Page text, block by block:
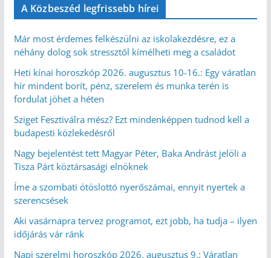
A Közbeszéd legfrissebb hírei
Már most érdemes felkészülni az iskolakezdésre, ez a
néhány dolog sok stressztől kímélheti meg a családot
Heti kínai horoszkóp 2026. augusztus 10-16.: Egy váratlan
hír mindent borít, pénz, szerelem és munka terén is
fordulat jöhet a héten
Sziget Fesztiválra mész? Ezt mindenképpen tudnod kell a
budapesti közlekedésről
Nagy bejelentést tett Magyar Péter, Baka Andrást jelöli a
Tisza Párt köztársasági elnöknek
Íme a szombati ötöslottó nyerőszámai, ennyit nyertek a
szerencsések
Aki vasárnapra tervez programot, ezt jobb, ha tudja – ilyen
időjárás vár ránk
Napi szerelmi horoszkóp 2026. augusztus 9.: Váratlan